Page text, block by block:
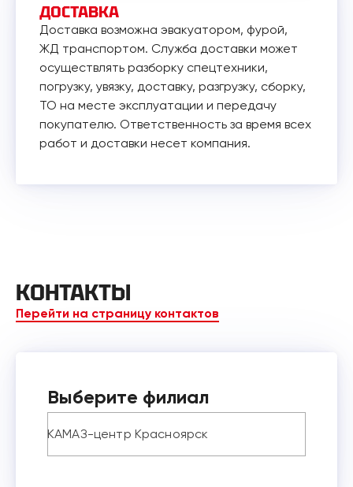
ДОСТАВКА
Доставка возможна эвакуатором, фурой,
ЖД транспортом. Служба доставки может
осуществлять разборку спецтехники,
погрузку, увязку, доставку, разгрузку, сборку,
ТО на месте эксплуатации и передачу
покупателю. Ответственность за время всех
работ и доставки несет компания.
КОНТАКТЫ
Перейти на страницу контактов
Выберите филиал
КАМАЗ-центр Красноярск